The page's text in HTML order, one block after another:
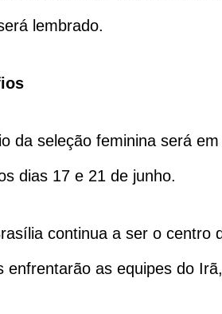
lembrado.
da seleção feminina será
dias 17 e 21 de junho.
continua a ser o centro
enfrentarão as equipes do